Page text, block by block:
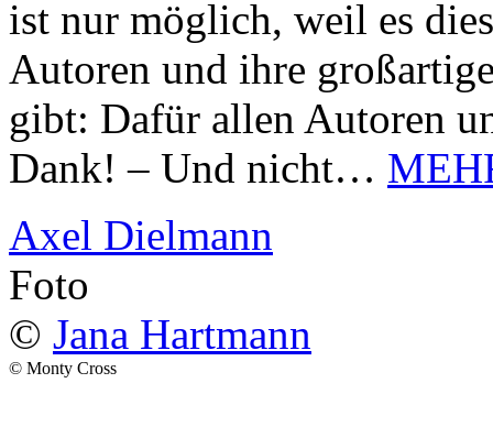
ist nur möglich, weil es
Autoren und ihre
gibt: Dafür allen Autoren
Dank! – Und nicht…
Axel Dielmann
Foto
© Jana Hartmann
© Monty Cross